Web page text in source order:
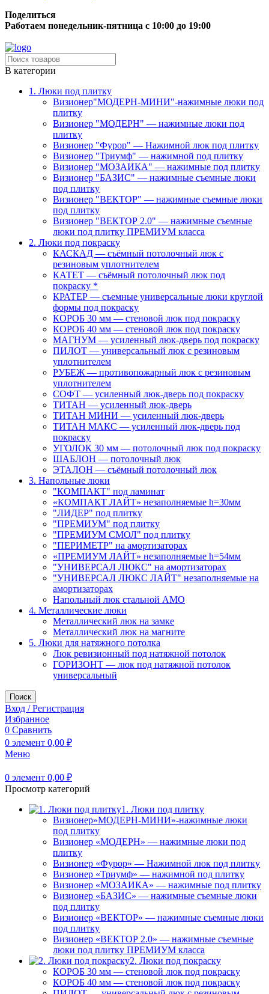
Поделиться
Работаем понедельник-пятница с 10:00 до 19:00
В категории
1. Люки под плитку
Визионер"МОДЕРН-МИНИ"-нажимные люки под
плитку
Визионер "МОДЕРН" — нажимные люки под
плитку
Визионер "Фурор" — Нажимной люк под плитку
Визионер "Триумф" — нажимной под плитку
Визионер "МОЗАИКА" — нажимные под плитку
Визионер "БАЗИС" — нажимные съемные люки
под плитку
Визионер "ВЕКТОР" — нажимные съемные люки
под плитку
Визионер "ВЕКТОР 2.0" — нажимные съемные
люки под плитку ПРЕМИУМ класса
2. Люки под покраску
КАСКАД — съёмный потолочный люк с
резиновым уплотнителем
КАТЕТ — съёмный потолочный люк под
покраску *
КРАТЕР — съемные универсальные люки круглой
формы под покраску
КОРОБ 30 мм — стеновой люк под покраску
КОРОБ 40 мм — стеновой люк под покраску
МАГНУМ — усиленный люк-дверь под покраску
ПИЛОТ — универсальный люк с резиновым
уплотнителем
РУБЕЖ — противопожарный люк с резиновым
уплотнителем
СОФТ — усиленный люк-дверь под покраску
ТИТАН — усиленный люк-дверь
ТИТАН МИНИ — усиленный люк-дверь
ТИТАН МАКС — усиленный люк-дверь под
покраску
УГОЛОК 30 мм — потолочный люк под покраску
ШАБЛОН — потолочный люк
ЭТАЛОН — съёмный потолочный люк
3. Напольные люки
"КОМПАКТ" под ламинат
«КОМПАКТ ЛАЙТ» незаполняемые h=30мм
"ЛИДЕР" под плитку
"ПРЕМИУМ" под плитку
"ПРЕМИУМ СМОЛ" под плитку
"ПЕРИМЕТР" на амортизаторах
«ПРЕМИУМ ЛАЙТ» незаполняемые h=54мм
"УНИВЕРСАЛ ЛЮКС" на амортизаторах
"УНИВЕРСАЛ ЛЮКС ЛАЙТ" незаполняемые на
амортизаторах
Напольный люк стальной АМО
4. Металлические люки
Металлический люк на замке
Металлический люк на магните
5. Люки для натяжного потолка
Люк ревизионный под натяжной потолок
ГОРИЗОНТ — люк под натяжной потолок
универсальный
Поиск
Вход / Регистрация
Избранное
0 Сравнить
0 элемент 0,00 ₽
Меню
0 элемент 0,00 ₽
Просмотр категорий
1. Люки под плитку
Визионер»МОДЕРН-МИНИ»-нажимные люки
под плитку
Визионер «МОДЕРН» — нажимные люки под
плитку
Визионер «Фурор» — Нажимной люк под плитку
Визионер «Триумф» — нажимной под плитку
Визионер «МОЗАИКА» — нажимные под плитку
Визионер «БАЗИС» — нажимные съемные люки
под плитку
Визионер «ВЕКТОР» — нажимные съемные люки
под плитку
Визионер «ВЕКТОР 2.0» — нажимные съемные
люки под плитку ПРЕМИУМ класса
2. Люки под покраску
КОРОБ 30 мм — стеновой люк под покраску
КОРОБ 40 мм — стеновой люк под покраску